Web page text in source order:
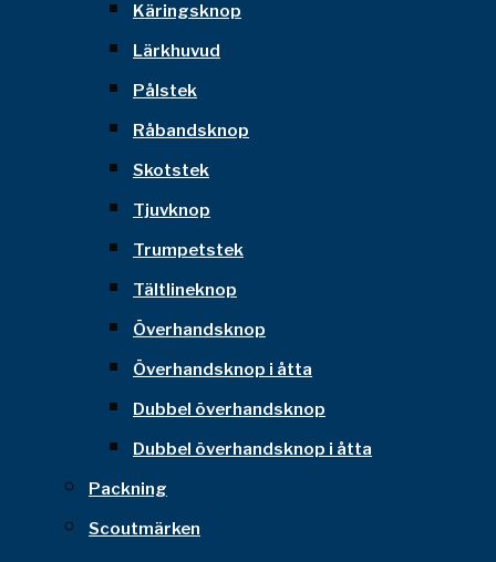
Käringsknop
Lärkhuvud
Pålstek
Råbandsknop
Skotstek
Tjuvknop
Trumpetstek
Tältlineknop
Överhandsknop
Överhandsknop i åtta
Dubbel överhandsknop
Dubbel överhandsknop i åtta
Packning
Scoutmärken